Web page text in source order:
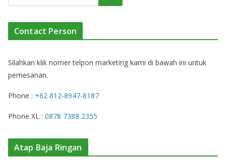
Contact Person
Silahkan klik nomer telpon marketing kami di bawah ini untuk
pemesanan.
Phone : +62 812-8947-8187
Phone XL : 0878 7388 2355
Atap Baja Ringan